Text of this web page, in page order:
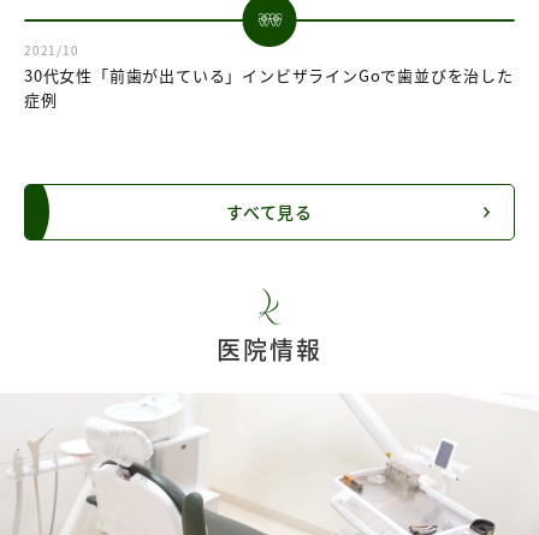
2021/10
30代女性「前歯が出ている」インビザラインGoで歯並びを治した
症例
すべて見る
医院情報